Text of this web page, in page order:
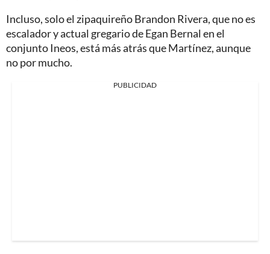
Incluso, solo el zipaquireño Brandon Rivera, que no es
escalador y actual gregario de Egan Bernal en el
conjunto Ineos, está más atrás que Martínez, aunque
no por mucho.
PUBLICIDAD